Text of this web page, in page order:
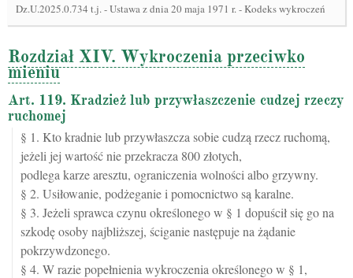
Dz.U.2025.0.734 t.j.-Ustawa z dnia 20 maja 1971 r. - Kodeks wykroczeń
Rozdział XIV. Wykroczenia przeciwko
mieniu
Art. 119. Kradzież lub przywłaszczenie cudzej rzeczy
ruchomej
§ 1. Kto kradnie lub przywłaszcza sobie cudzą rzecz ruchomą,
jeżeli jej wartość nie przekracza 800 złotych,
podlega karze aresztu, ograniczenia wolności albo grzywny.
§ 2. Usiłowanie, podżeganie i pomocnictwo są karalne.
§ 3. Jeżeli sprawca czynu określonego w § 1 dopuścił się go na
szkodę osoby najbliższej, ściganie następuje na żądanie
pokrzywdzonego.
§ 4. W razie popełnienia wykroczenia określonego w § 1,